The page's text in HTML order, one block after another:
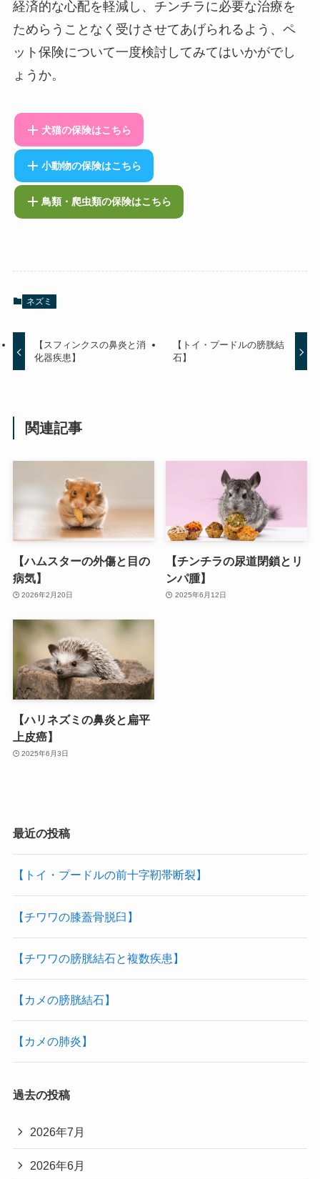
経済的な心配を軽減し、チンチラに必要な治療を
ためらうことなく受けさせてあげられるよう、ペ
ット保険について一度検討してみてはいかがでし
ょうか。
犬猫の保険はこちら
小動物の保険はこちら
鳥類・爬虫類の保険はこちら
ネズミ
【スフィンクスの鼻炎と消
化器疾患】
【トイ・プードルの膀胱結
石】
関連記事
【ハムスターの外傷と目の
病気】
2026年2月20日
【チンチラの尿道閉鎖とリ
ンパ腫】
2025年6月12日
【ハリネズミの鼻炎と扁平
上皮癌】
2025年6月3日
最近の投稿
【トイ・プードルの前十字靭帯断裂】
【チワワの膝蓋骨脱臼】
【チワワの膀胱結石と複数疾患】
【カメの膀胱結石】
【カメの肺炎】
過去の投稿
2026年7月
2026年6月